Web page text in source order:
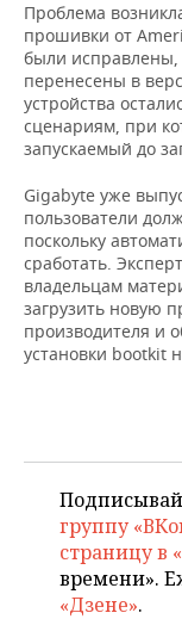
ВОДНЫЕ ВИДЫ
ХОККЕЙ С
ОБРАЗОВАНИЕ
ПРОИСШЕСТВИЯ
Проблема
прошивки от
были
перенесены в
устройства
сценариям, при
запускаемый до
Gigabyte уже
пользователи
поскольку
сработать.
владельцам
загрузить новую
производителя и
установки bootkit
группу
страницу в
времени».
«Дзене».